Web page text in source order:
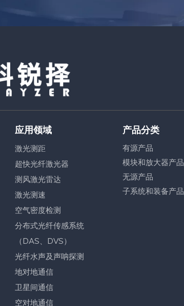
应用领域
激光测距
超快光纤激光器
测风激光雷达
激光测速
空气密度检测
分布式光纤传感系统
（DAS、DVS）
光纤水声及声呐探测
地对地通信
卫星间通信
空对地通信
产品分类
有源产品
模块和放大器产品
无源产品
子系统和装备产品